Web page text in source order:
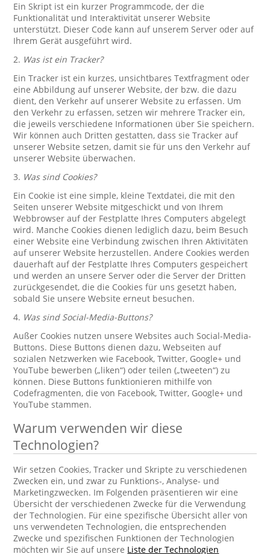
Ein Skript ist ein kurzer Programmcode, der die
Funktionalität und Interaktivität unserer Website
unterstützt. Dieser Code kann auf unserem Server oder auf
Ihrem Gerät ausgeführt wird.
2. Was ist ein Tracker?
Ein Tracker ist ein kurzes, unsichtbares Textfragment oder
eine Abbildung auf unserer Website, der bzw. die dazu
dient, den Verkehr auf unserer Website zu erfassen. Um
den Verkehr zu erfassen, setzen wir mehrere Tracker ein,
die jeweils verschiedene Informationen über Sie speichern.
Wir können auch Dritten gestatten, dass sie Tracker auf
unserer Website setzen, damit sie für uns den Verkehr auf
unserer Website überwachen.
3. Was sind Cookies?
Ein Cookie ist eine simple, kleine Textdatei, die mit den
Seiten unserer Website mitgeschickt und von Ihrem
Webbrowser auf der Festplatte Ihres Computers abgelegt
wird. Manche Cookies dienen lediglich dazu, beim Besuch
einer Website eine Verbindung zwischen Ihren Aktivitäten
auf unserer Website herzustellen. Andere Cookies werden
dauerhaft auf der Festplatte Ihres Computers gespeichert
und werden an unsere Server oder die Server der Dritten
zurückgesendet, die die Cookies für uns gesetzt haben,
sobald Sie unsere Website erneut besuchen.
4. Was sind Social-Media-Buttons?
Außer Cookies nutzen unsere Websites auch Social-Media-
Buttons. Diese Buttons dienen dazu, Webseiten auf
sozialen Netzwerken wie Facebook, Twitter, Google+ und
YouTube bewerben („liken“) oder teilen („tweeten“) zu
können. Diese Buttons funktionieren mithilfe von
Codefragmenten, die von Facebook, Twitter, Google+ und
YouTube stammen.
Warum verwenden wir diese
Technologien?
Wir setzen Cookies, Tracker und Skripte zu verschiedenen
Zwecken ein, und zwar zu Funktions-, Analyse- und
Marketingzwecken. Im Folgenden präsentieren wir eine
Übersicht der verschiedenen Zwecke für die Verwendung
der Technologien. Für eine spezifische Übersicht aller von
uns verwendeten Technologien, die entsprechenden
Zwecke und spezifischen Funktionen der Technologien
möchten wir Sie auf unsere Liste der Technologien